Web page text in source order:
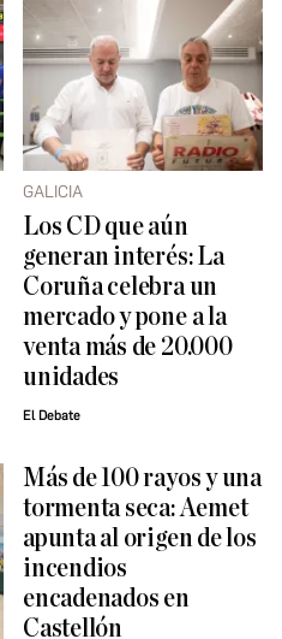
GALICIA
Los CD que aún
generan interés: La
Coruña celebra un
mercado y pone a la
venta más de 20.000
unidades
El Debate
Más de 100 rayos y una
tormenta seca: Aemet
apunta al origen de los
incendios
encadenados en
Castellón